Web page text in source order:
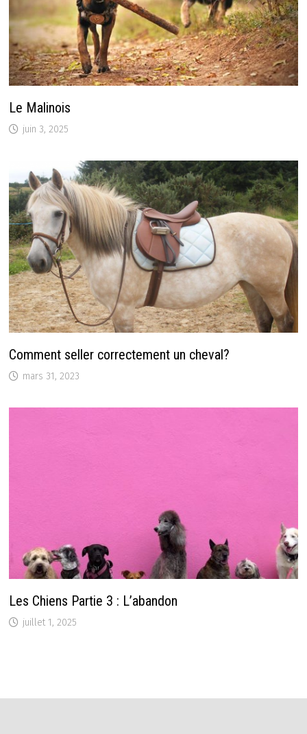
Le Malinois
juin 3, 2025
Comment seller correctement un cheval?
mars 31, 2023
Les Chiens Partie 3 : L’abandon
juillet 1, 2025